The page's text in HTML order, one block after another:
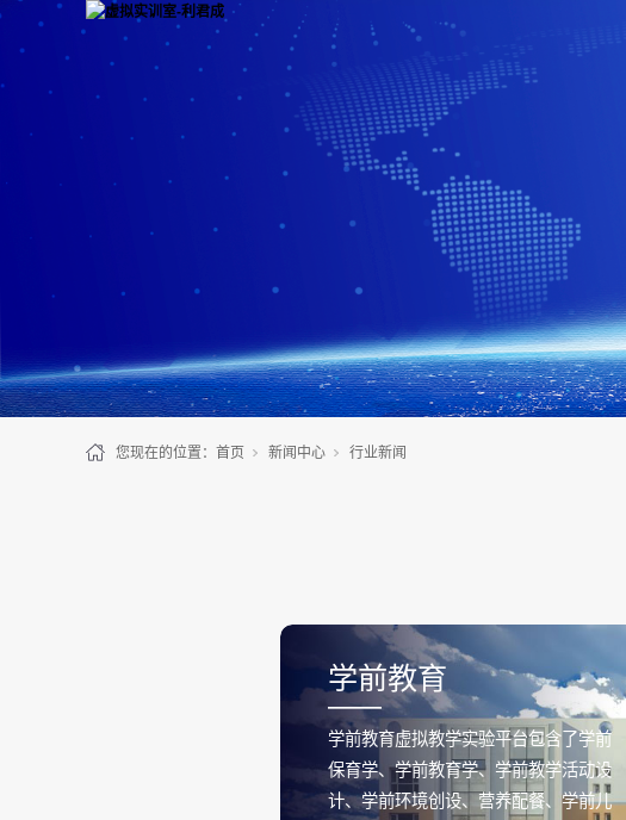
您现在的位置： 首页 新闻中心 行业新闻
学前教育
——
学前教育虚拟教学实验平台包含了学前
保育学、学前教育学、学前教学活动设
计、学前环境创设、营养配餐、学前儿